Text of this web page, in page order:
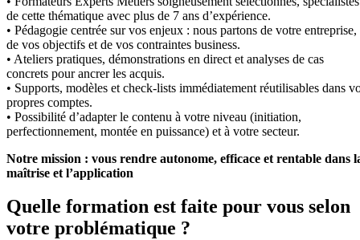
de cette thématique avec plus de 7 ans d’expérience.
• Pédagogie centrée sur vos enjeux : nous partons de votre entreprise,
de vos objectifs et de vos contraintes business.
• Ateliers pratiques, démonstrations en direct et analyses de cas
concrets pour ancrer les acquis.
• Supports, modèles et check-lists immédiatement réutilisables dans
propres comptes.
• Possibilité d’adapter le contenu à votre niveau (initiation,
perfectionnement, montée en puissance) et à votre secteur.
Notre mission : vous rendre autonome, efficace et rentable dans
maîtrise et l’application
Quelle formation est faite pour vous selon
votre problématique ?